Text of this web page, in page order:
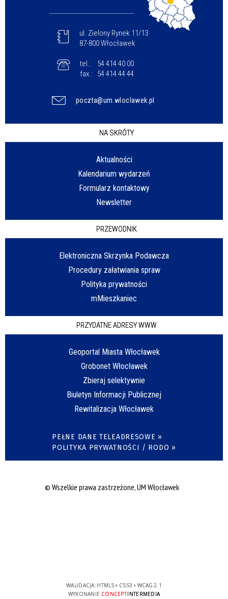
ul. Zielony Rynek 11/13
87-800 Włocławek
tel.:
54 414 40 00
fax.:
54 414 44 44
poczta@um.wloclawek.pl
NA SKRÓTY
Aktualności
Kalendarium wydarzeń
Formularz kontaktowy
Newsletter
PRZEWODNIK
Elektroniczna Skrzynka Podawcza
Procedury załatwiania spraw
Polityka prywatności
mMieszkaniec
PRZYDATNE ADRESY WWW
Geoportal Miasta Włocławek
Grobonet Włocławek
Zbieraj selektywnie
Biuletyn Informacji Publicznej
Rewitalizacja Włocławek
PEŁNE DANE TELEADRESOWE »
POLITYKA PRYWATNOŚCI / RODO »
© Wszelkie prawa zastrzeżone, UM Włocławek
WALIDACJA: HTML5+ CSS3 + WCAG 2.1
WYKONANIE CONCEPTINTERMEDIA